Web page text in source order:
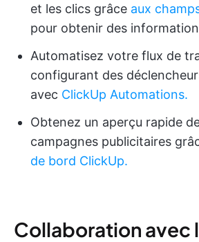
et les clics grâce aux
pour obtenir des
Automatisez votre flux de
configurant des
avec ClickUp Automations.
Obtenez un aperçu rapide
campagnes publicitaires
de bord ClickUp.
Collaboration avec